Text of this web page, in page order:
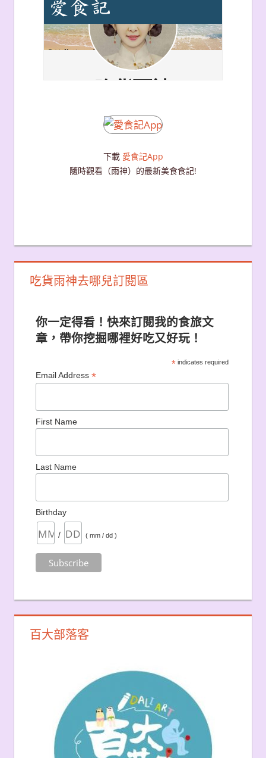
下載 愛食記App
隨時觀看（雨神）的最新美食食記!
吃貨雨神去哪兒訂閱區
你一定得看！快來訂閱我的食旅文
章，帶你挖掘哪裡好吃又好玩！
*indicates required
Email Address *
First Name
Last Name
Birthday
/ ( mm / dd )
百大部落客